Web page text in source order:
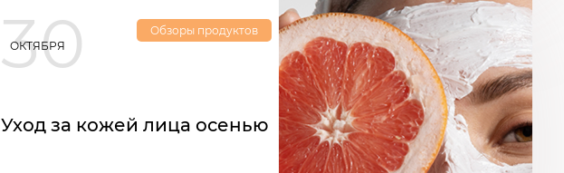
30
ОКТЯБРЯ
Обзоры продуктов
Уход за кожей лица осенью